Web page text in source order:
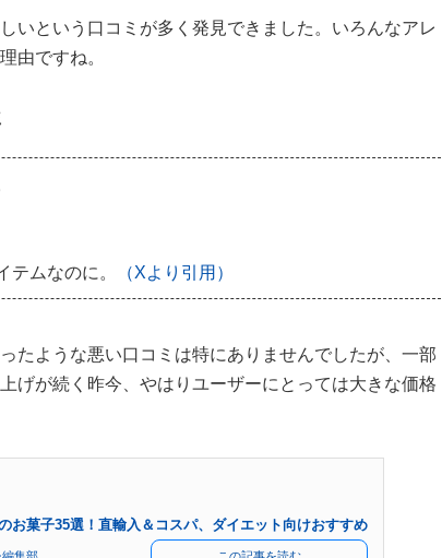
いという口コミが多く発見できました。いろんなアレ
由ですね。
ムなのに。
（Xより引用）
たような悪い口コミは特にありませんでしたが、一部
げが続く昨今、やはりユーザーにとっては大きな価格
お菓子35選！直輸入＆コスパ、ダイエット向けおすすめ
集部 この記事を読む